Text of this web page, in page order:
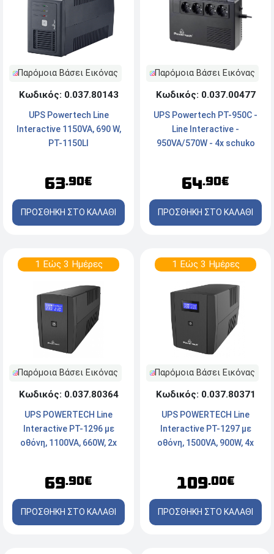
Παρόμοια Βάσει Εικόνας
Κωδικός: 0.037.80143
UPS Powertech Line
Interactive 1150VA, 690 W,
PT-1150LI
63.90€
ΠΡΟΣΘΗΚΗ ΣΤΟ ΚΑΛΑΘΙ
Παρόμοια Βάσει Εικόνας
Κωδικός: 0.037.00477
UPS Powertech PT-950C -
Line Interactive -
950VA/570W - 4x schuko
64.90€
ΠΡΟΣΘΗΚΗ ΣΤΟ ΚΑΛΑΘΙ
1 Εώς 3 Ημέρες
Παρόμοια Βάσει Εικόνας
Κωδικός: 0.037.80364
UPS POWERTECH Line
Interactive PT-1296 με
οθόνη, 1100VA, 660W, 2x
69.90€
ΠΡΟΣΘΗΚΗ ΣΤΟ ΚΑΛΑΘΙ
1 Εώς 3 Ημέρες
Παρόμοια Βάσει Εικόνας
Κωδικός: 0.037.80371
UPS POWERTECH Line
Interactive PT-1297 με
οθόνη, 1500VA, 900W, 4x
109.00€
ΠΡΟΣΘΗΚΗ ΣΤΟ ΚΑΛΑΘΙ